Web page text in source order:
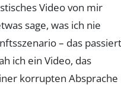
Video von mir
sage, was ich nie
– das passiert
ich ein Video, das
korrupten Absprache